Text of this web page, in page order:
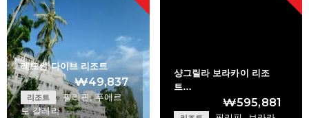
레드썬 다이브 리조트
₩49,837
리조트
필리핀, 푸에르
토 갈레라
샹그릴라 보라카이 리조
트…
₩595,881